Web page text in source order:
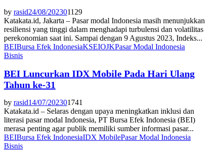
by rasid24/08/202301129
Katakata.id, Jakarta – Pasar modal Indonesia masih menunjukkan
resiliensi yang tinggi dalam menghadapi turbulensi dan volatilitas
perekonomian saat ini. Sampai dengan 9 Agustus 2023, Indeks...
BEIBursa Efek IndonesiaKSEIOJKPasar Modal Indonesia
Bisnis
BEI Luncurkan IDX Mobile Pada Hari Ulang
Tahun ke-31
by rasid14/07/202301741
Katakata.id – Selaras dengan upaya meningkatkan inklusi dan
literasi pasar modal Indonesia, PT Bursa Efek Indonesia (BEI)
merasa penting agar publik memiliki sumber informasi pasar...
BEIBursa Efek IndonesiaIDX MobilePasar Modal Indonesia
Bisnis